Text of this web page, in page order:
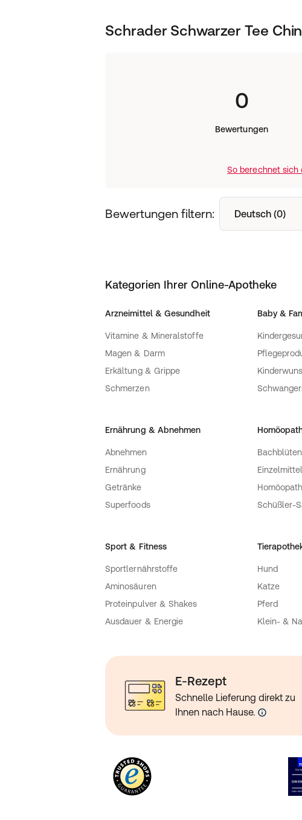
Schrader Schwarzer Tee
0
Bewertungen
So berechnet sich
Bewertungen filtern: Deutsch (0)
Kategorien Ihrer Online-Apotheke
Arzneimittel & Gesundheit
Vitamine & Mineralstoffe
Magen & Darm
Erkältung & Grippe
Schmerzen
Baby &
Ernährung & Abnehmen
Abnehmen
Ernährung
Getränke
Superfoods
Bachblüten
Einzelmittel
Schüßler-
Sport & Fitness
Sportlernährstoffe
Aminosäuren
Proteinpulver & Shakes
Ausdauer & Energie
Hund
Katze
Pferd
Klein- &
E-Rezept
Schnelle Lieferung direkt zu
Ihnen nach Hause.